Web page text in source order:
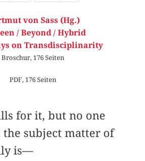
von Sass (Hg.)
/ Beyond / Hybrid
on Transdisciplinarity
Broschur, 176 Seiten
PDF, 176 Seiten
for it, but no one
subject matter of
is—